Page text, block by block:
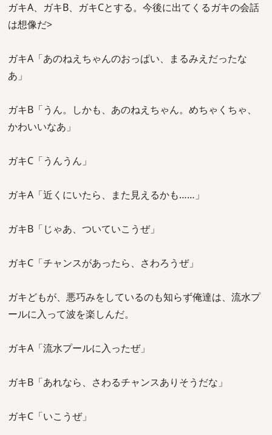
ガキA、ガキB、ガキCとする。今後に出てくるガキの会話
は想像だ>
ガキA「あのねえちゃんのおっぱい、まるみえだったな
あ」
ガキB「うん。しかも、あのねえちゃん。めちゃくちゃ、
かわいいなあ」
ガキC「うんうん」
ガキA「近くにいたら、また見えるかも……」
ガキB「じゃあ、ついていこうぜ」
ガキC「チャンスがあったら、さわろうぜ」
ガキどもが、悪巧みをしているのも知らず俺達は、流水プ
ールに入って波を楽しんだ。
ガキA「流水プールに入ったぜ」
ガキB「あれなら、さわるチャンスありそうだな」
ガキC「いこうぜ」